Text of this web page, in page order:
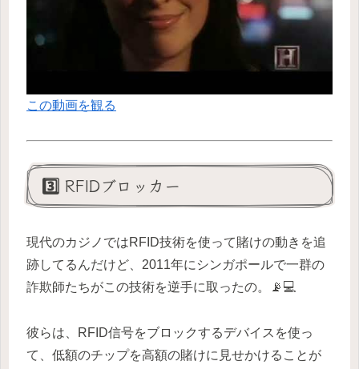
この動画を観る
3️⃣ RFIDブロッカー
現代のカジノではRFID技術を使って賭けの動きを追
跡してるんだけど、2011年にシンガポールで一群の
詐欺師たちがこの技術を逆手に取ったの。📡💻
彼らは、RFID信号をブロックするデバイスを使っ
て、低額のチップを高額の賭けに見せかけることが